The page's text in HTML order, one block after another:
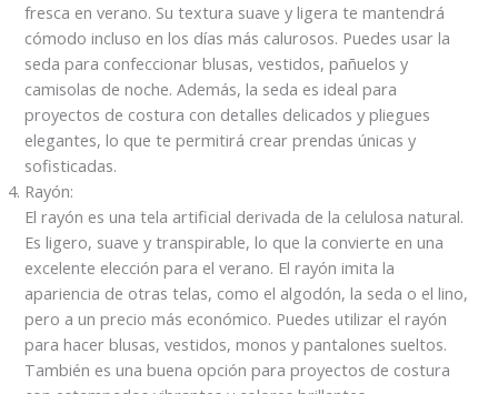
fresca en verano. Su textura suave y ligera te mantendrá
cómodo incluso en los días más calurosos. Puedes usar la
seda para confeccionar blusas, vestidos, pañuelos y
camisolas de noche. Además, la seda es ideal para
proyectos de costura con detalles delicados y pliegues
elegantes, lo que te permitirá crear prendas únicas y
sofisticadas.
Rayón:
El rayón es una tela artificial derivada de la celulosa natural.
Es ligero, suave y transpirable, lo que la convierte en una
excelente elección para el verano. El rayón imita la
apariencia de otras telas, como el algodón, la seda o el lino,
pero a un precio más económico. Puedes utilizar el rayón
para hacer blusas, vestidos, monos y pantalones sueltos.
También es una buena opción para proyectos de costura